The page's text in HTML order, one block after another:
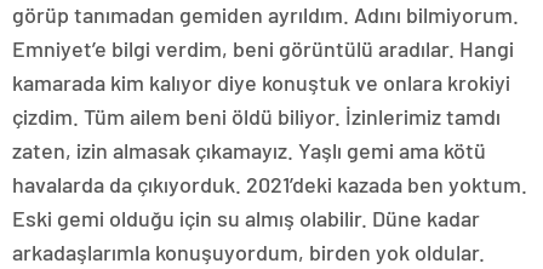
görüp tanımadan gemiden ayrıldım. Adını bilmiyorum.
Emniyet’e bilgi verdim, beni görüntülü aradılar. Hangi
kamarada kim kalıyor diye konuştuk ve onlara krokiyi
çizdim. Tüm ailem beni öldü biliyor. İzinlerimiz tamdı
zaten, izin almasak çıkamayız. Yaşlı gemi ama kötü
havalarda da çıkıyorduk. 2021’deki kazada ben yoktum.
Eski gemi olduğu için su almış olabilir. Düne kadar
arkadaşlarımla konuşuyordum, birden yok oldular.